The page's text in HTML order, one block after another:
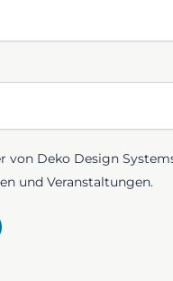
von Deko Design
und Veranstaltungen.